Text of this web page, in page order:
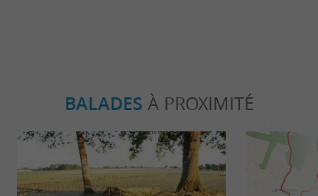
BALADES À PROXIMITÉ